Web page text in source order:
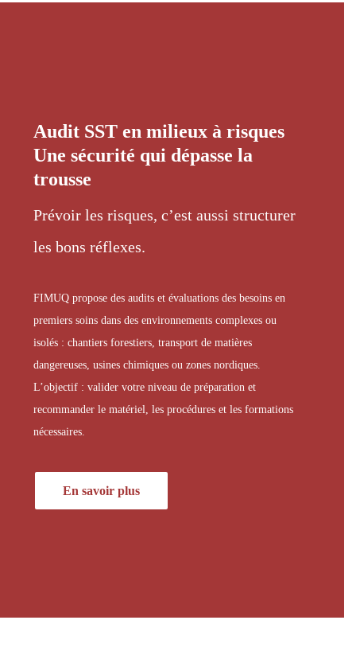
Audit SST en milieux à risques
Une sécurité qui dépasse la
trousse
Prévoir les risques, c’est aussi structurer
les bons réflexes.
FIMUQ propose des audits et évaluations des besoins en
premiers soins dans des environnements complexes ou
isolés : chantiers forestiers, transport de matières
dangereuses, usines chimiques ou zones nordiques.
L’objectif : valider votre niveau de préparation et
recommander le matériel, les procédures et les formations
nécessaires.
En savoir plus